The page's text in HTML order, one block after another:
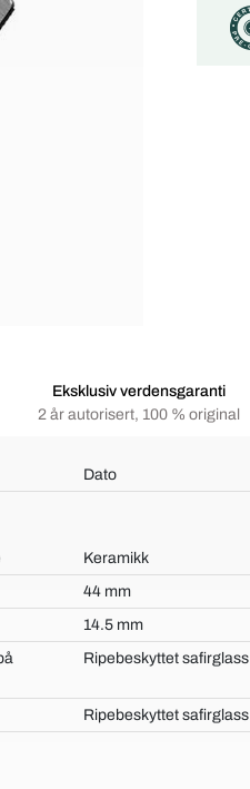
Eksklusiv verdensgaranti
2 år autorisert, 100 % original
Dato
Keramikk
44 mm
14.5 mm
Ripebeskyttet safirglass
Ripebeskyttet safirglass